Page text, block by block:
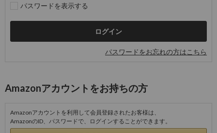
パスワードを表示する
パスワードをお忘れの方はこちら
Amazonアカウントをお持ちの方
Amazonアカウントを利用して会員登録されたお客様は、
AmazonのID、パスワードで、ログインすることができます。